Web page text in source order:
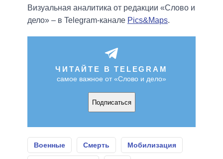
Визуальная аналитика от редакции «Слово и
дело» – в Telegram-канале Pics&Maps.
ЧИТАЙТЕ В TELEGRAM
самое важное от «Слово и дело»
Подписаться
Военные Смерть Мобилизация